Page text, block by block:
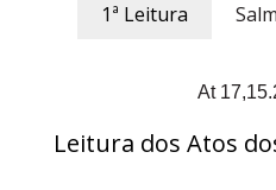
1ª Leitura
At
Leitura dos Atos